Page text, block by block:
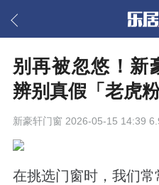
别再被忽悠！新
辨别真假「老虎粉
新豪轩门窗 2026-05-15 14:39
在挑选门窗时，我们常